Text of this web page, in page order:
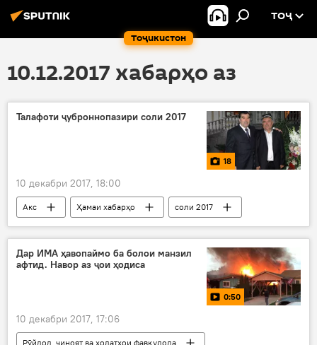
Тоҷикистон
ТОҶ
10.12.2017 хабарҳо аз
Талафоти ҷуброннопазири соли 2017
18
10 декабри 2017, 18:00
Акс Ҳамаи хабарҳо
соли 2017
Дар Русия
Дар Тоҷикистон
Дар ИМА ҳавопаймо ба болои манзил
афтид. Навор аз ҷои ҳодиса
0:50
10 декабри 2017, 17:06
Рӯйдод, ҷиноят ва ҳолатҳои фавқулода